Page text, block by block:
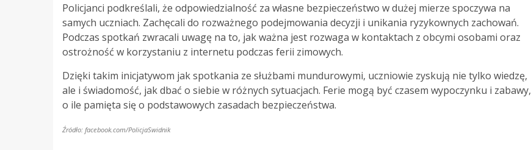
Policjanci podkreślali, że odpowiedzialność za własne bezpieczeństwo w dużej mierze spoczywa na
samych uczniach. Zachęcali do rozważnego podejmowania decyzji i unikania ryzykownych zachowań.
Podczas spotkań zwracali uwagę na to, jak ważna jest rozwaga w kontaktach z obcymi osobami oraz
ostrożność w korzystaniu z internetu podczas ferii zimowych.
Dzięki takim inicjatywom jak spotkania ze służbami mundurowymi, uczniowie zyskują nie tylko wiedzę,
ale i świadomość, jak dbać o siebie w różnych sytuacjach. Ferie mogą być czasem wypoczynku i zabawy,
o ile pamięta się o podstawowych zasadach bezpieczeństwa.
Źródło: facebook.com/PolicjaSwidnik